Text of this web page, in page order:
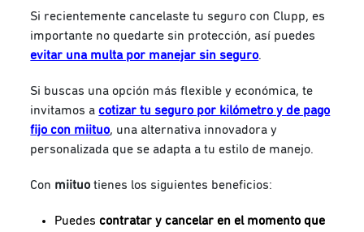
Si recientemente cancelaste tu seguro con Clupp, es
importante no quedarte sin protección, así puedes
evitar una multa por manejar sin seguro.
Si buscas una opción más flexible y económica, te
invitamos acotizar tu seguro por kilómetro y de pago
fijo con miituo, una alternativa innovadora y
personalizada que se adapta a tu estilo de manejo.
Con miituo tienes los siguientes beneficios:
Puedescontratar y cancelar en el momento que